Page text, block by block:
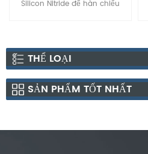
Silicon Nitride để hàn chiếu
THỂ LOẠI
SẢN PHẨM TỐT NHẤT